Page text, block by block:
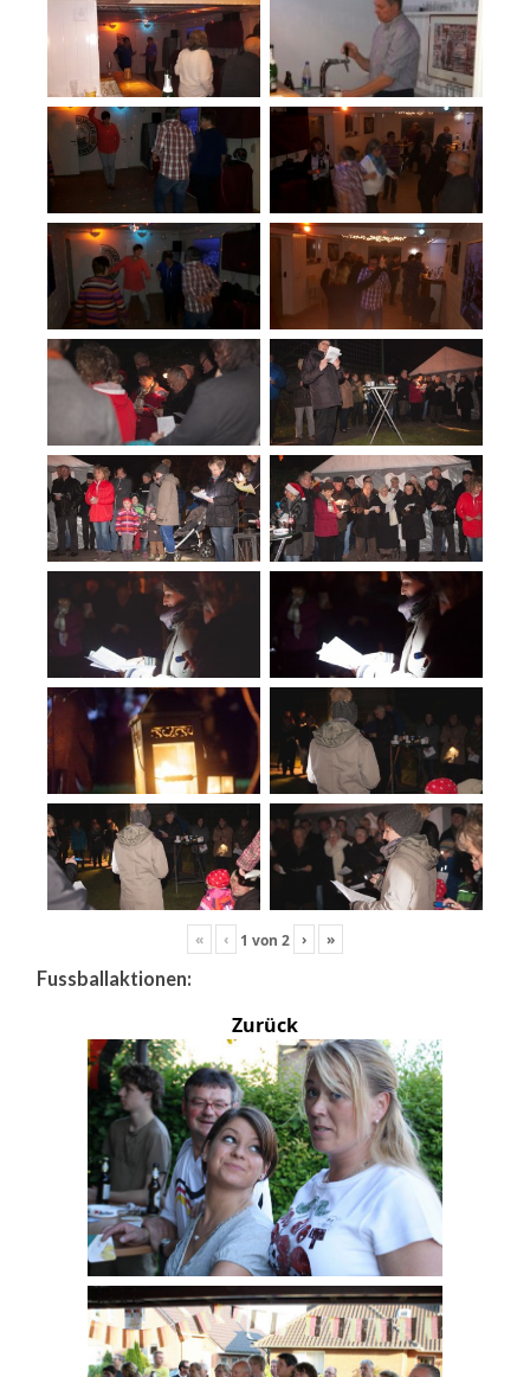
« ‹ 1 von 2 › »
Fussballaktionen:
Zurück